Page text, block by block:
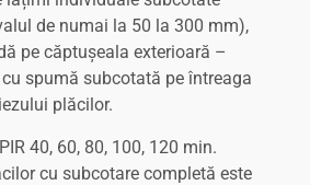
de numai la 50 la 300 mm),
pe căptușeala exterioară –
spumă subcotată pe întreaga
plăcilor.
40, 60, 80, 100, 120 min.
cu subcotare completă este